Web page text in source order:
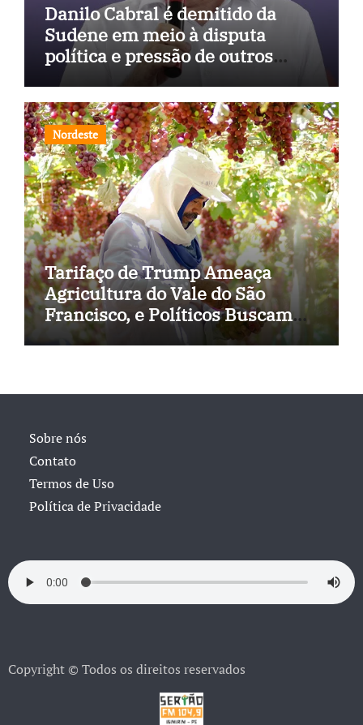
Danilo Cabral é demitido da
Sudene em meio à disputa
política e pressão de outros
estados
Nordeste
Tarifaço de Trump Ameaça
Agricultura do Vale do São
Francisco, e Políticos Buscam
Soluções
Sobre nós
Contato
Termos de Uso
Política de Privacidade
Copyright © Todos os direitos reservados